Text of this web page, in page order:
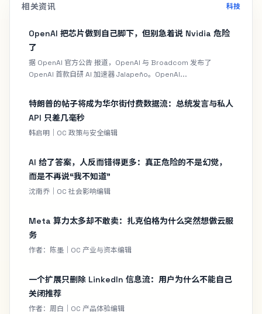
相关资讯 科技
OpenAI 把芯片做到自己脚下，但别急着说 Nvidia 危险
了
据 OpenAI 官方公告 报道，OpenAI 与 Broadcom 发布了
OpenAI 首款自研 AI 加速器 Jalapeño。OpenAI...
特朗普的帖子将成为华尔街付费数据流：总统发言与私人
API 只差几毫秒
韩启明｜OC 政策与安全编辑
AI 给了答案，人反而错得更多：真正危险的不是幻觉，
而是不再说“我不知道”
沈南乔｜OC 社会影响编辑
Meta 算力太多却不敢卖：扎克伯格为什么突然想做云服
务
作者：陈墨｜OC 产业与资本编辑
一个扩展只删除 LinkedIn 信息流：用户为什么不能自己
关闭推荐
作者：周白｜OC 产品体验编辑